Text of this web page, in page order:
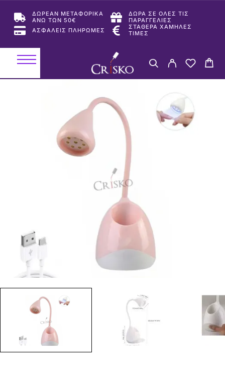
ΔΩΡΕΑΝ ΜΕΤΑΦΟΡΙΚΑ
ΑΝΩ ΤΩΝ 50€
ΔΩΡΑ ΣΕ ΟΛΕΣ ΤΙΣ
ΠΑΡΑΓΓΕΛΙΕΣ
ΑΣΦΑΛΕΙΣ ΠΛΗΡΩΜΕΣ
ΣΤΑΘΕΡΑ ΧΑΜΗΛΕΣ
ΤΙΜΕΣ